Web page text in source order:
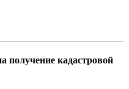
получение кадастровой